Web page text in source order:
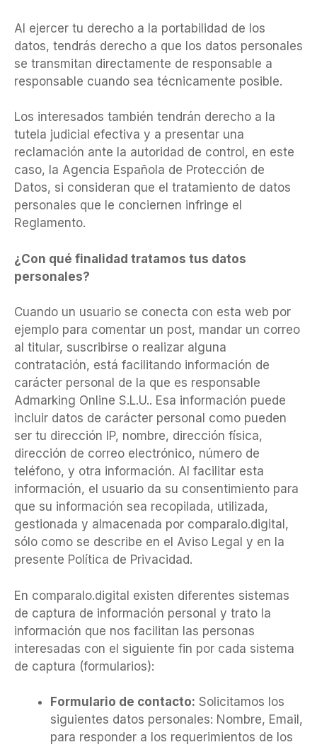
Al ejercer tu derecho a la portabilidad de los
datos, tendrás derecho a que los datos personales
se transmitan directamente de responsable a
responsable cuando sea técnicamente posible.
Los interesados también tendrán derecho a la
tutela judicial efectiva y a presentar una
reclamación ante la autoridad de control, en este
caso, la Agencia Española de Protección de
Datos, si consideran que el tratamiento de datos
personales que le conciernen infringe el
Reglamento.
¿Con qué finalidad tratamos tus datos
personales?
Cuando un usuario se conecta con esta web por
ejemplo para comentar un post, mandar un correo
al titular, suscribirse o realizar alguna
contratación, está facilitando información de
carácter personal de la que es responsable
Admarking Online S.L.U.. Esa información puede
incluir datos de carácter personal como pueden
ser tu dirección IP, nombre, dirección física,
dirección de correo electrónico, número de
teléfono, y otra información. Al facilitar esta
información, el usuario da su consentimiento para
que su información sea recopilada, utilizada,
gestionada y almacenada por comparalo.digital,
sólo como se describe en el Aviso Legal y en la
presente Política de Privacidad.
En comparalo.digital existen diferentes sistemas
de captura de información personal y trato la
información que nos facilitan las personas
interesadas con el siguiente fin por cada sistema
de captura (formularios):
Formulario de contacto: Solicitamos los
siguientes datos personales: Nombre, Email,
para responder a los requerimientos de los